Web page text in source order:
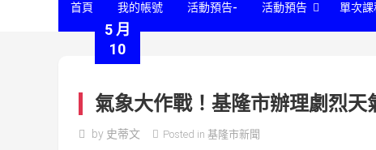
首頁 我的帳號 活動預告- 活動預告 單次
5 月
10
氣象大作戰！基隆市辦理劇烈
by 史蒂文 Posted in 基隆市新聞